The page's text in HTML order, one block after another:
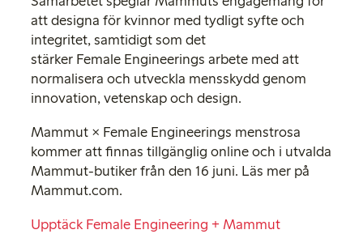
att designa för kvinnor med tydligt syfte och
integritet, samtidigt som det
stärker Female Engineerings arbete med att
normalisera och utveckla mensskydd genom
innovation, vetenskap och design.
Mammut × Female Engineerings menstrosa
kommer att finnas tillgänglig online och i utvalda
Mammut-butiker från den 16 juni. Läs mer på
Mammut.com.
Upptäck Female Engineering + Mammut